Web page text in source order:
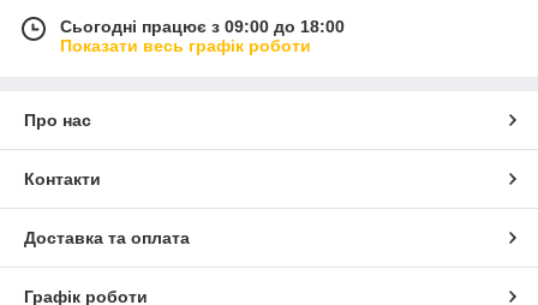
Сьогодні працює з 09:00 до 18:00
Показати весь графік роботи
Про нас
Контакти
Доставка та оплата
Графік роботи